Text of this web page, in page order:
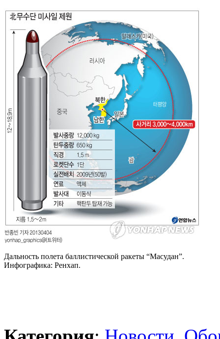
Дальность полета баллистической ракеты “Масудан”.
Инфографика: Ренхап.